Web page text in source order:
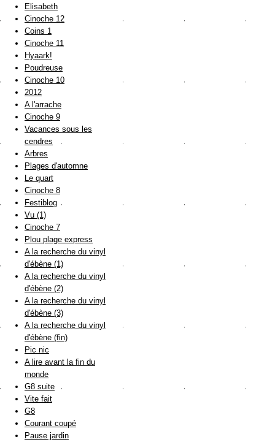
Elisabeth
Cinoche 12
Coins 1
Cinoche 11
Hyaark!
Poudreuse
Cinoche 10
2012
A l'arrache
Cinoche 9
Vacances sous les
cendres
Arbres
Plages d'automne
Le quart
Cinoche 8
Festiblog
Vu (1)
Cinoche 7
Plou plage express
A la recherche du vinyl
d'ébène (1)
A la recherche du vinyl
d'ébène (2)
A la recherche du vinyl
d'ébène (3)
A la recherche du vinyl
d'ébène (fin)
Pic nic
A lire avant la fin du
monde
G8 suite
Vite fait
G8
Courant coupé
Pause jardin